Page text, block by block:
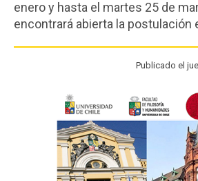
DEPARTAMENTOS
FACULTAD
Académicos
enero y hasta el martes 25 de
encontrará abierta la postulación
Publicado el